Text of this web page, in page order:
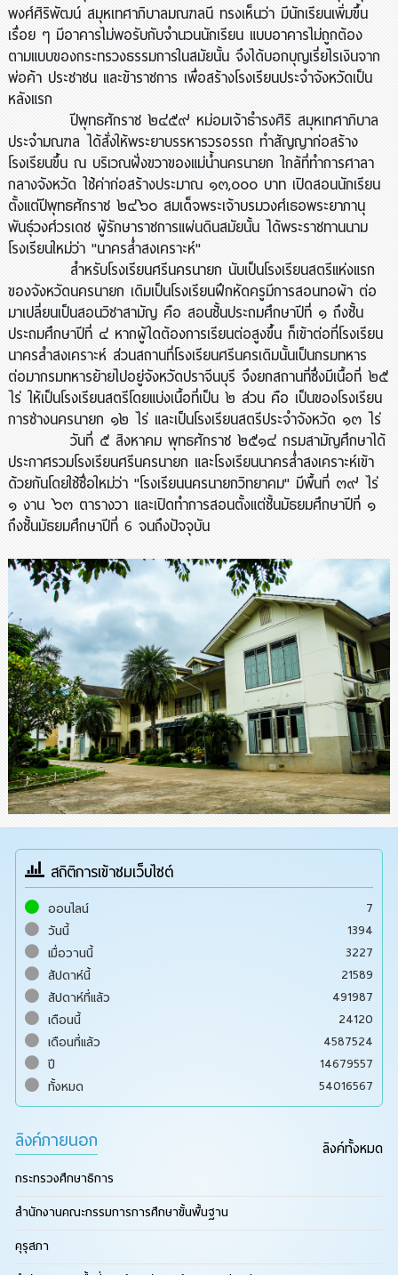
พงศ์ศิริพัฒน์ สมุหเทศาภิบาลมณฑลนี ทรงเห็นว่า มีนักเรียนเพิ่มขึ้น
เรื่อย ๆ มีอาคารไม่พอรับกับจำนวนนักเรียน แบบอาคารไม่ถูกต้อง
ตามแบบของกระทรวงธรรมการในสมัยนั้น จึงได้บอกบุญเรี่ยไรเงินจาก
พ่อค้า ประชาชน และข้าราชการ เพื่อสร้างโรงเรียนประจำจังหวัดเป็น
หลังแรก
ปีพุทธศักราช ๒๔๕๙ หม่อมเจ้าธำรงศิริ สมุหเทศาภิบาล
ประจำมณฑล ได้สั่งให้พระยาบรรหารวรอรรถ ทำสัญญาก่อสร้าง
โรงเรียนขึ้น ณ บริเวณฝั่งขวาของแม่น้ำนครนายก ใกล้ที่ทำการศาลา
กลางจังหวัด ใช้ค่าก่อสร้างประมาณ ๑๓,๐๐๐ บาท เปิดสอนนักเรียน
ตั้งแต่ปีพุทธศักราช ๒๔๖๐ สมเด็จพระเจ้าบรมวงศ์เธอพระยาภานุ
พันธุ์วงศ์วรเดช ผู้รักษาราชการแผ่นดินสมัยนั้น ได้พระราชทานนาม
โรงเรียนใหม่ว่า "นาครส่ำสงเคราะห์"
สำหรับโรงเรียนศรีนครนายก นับเป็นโรงเรียนสตรีแห่งแรก
ของจังหวัดนครนายก เดิมเป็นโรงเรียนฝึกหัดครูมีการสอนทอผ้า ต่อ
มาเปลี่ยนเป็นสอนวิชาสามัญ คือ สอนชั้นประถมศึกษาปีที่ ๑ ถึงชั้น
ประถมศึกษาปีที่ ๔ หากผู้ใดต้องการเรียนต่อสูงขึ้น ก็เข้าต่อที่โรงเรียน
นาครสำสงเคราะห์ ส่วนสถานที่โรงเรียนศรีนครเดิมนั้นเป็นกรมทหาร
ต่อมากรมทหารย้ายไปอยู่จังหวัดปราจีนบุรี จึงยกสถานที่ซึ่งมีเนื้อที่ ๒๕
ไร่ ให้เป็นโรงเรียนสตรีโดยแบ่งเนื้อที่เป็น ๒ ส่วน คือ เป็นของโรงเรียน
การช่างนครนายก ๑๒ ไร่ และเป็นโรงเรียนสตรีประจำจังหวัด ๑๓ ไร่
วันที่ ๕ สิงหาคม พุทธศักราช ๒๕๑๔ กรมสามัญศึกษาได้
ประกาศรวมโรงเรียนศรีนครนายก และโรงเรียนนาครส่ำสงเคราะห์เข้า
ด้วยกันโดยใช้ชื่อใหม่ว่า "โรงเรียนนครนายกวิทยาคม" มีพื้นที่ ๓๙ ไร่
๑ งาน ๖๓ ตารางวา และเปิดทำการสอนตั้งแต่ชั้นมัธยมศึกษาปีที่ ๑
ถึงชั้นมัธยมศึกษาปีที่ 6 จนถึงปัจจุบัน
สถิติการเข้าชมเว็บไซต์
ออนไลน์
7
วันนี้
1394
เมื่อวานนี้
3227
สัปดาห์นี้
21589
สัปดาห์ที่แล้ว
491987
เดือนนี้
24120
เดือนที่แล้ว
4587524
ปี
14679557
ทั้งหมด
54016567
ลิงค์ภายนอก ลิงค์ทั้งหมด
กระทรวงศึกษาธิการ
สำนักงานคณะกรรมการการศึกษาขั้นพื้นฐาน
คุรุสภา